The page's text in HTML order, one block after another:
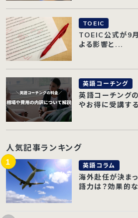
TOEIC
TOEIC公式が9
よる影響と...
英語コーチング
英語コーチング
やお得に受講す
人気記事ランキング
英語コラム
海外赴任が決ま
語力は？効果的